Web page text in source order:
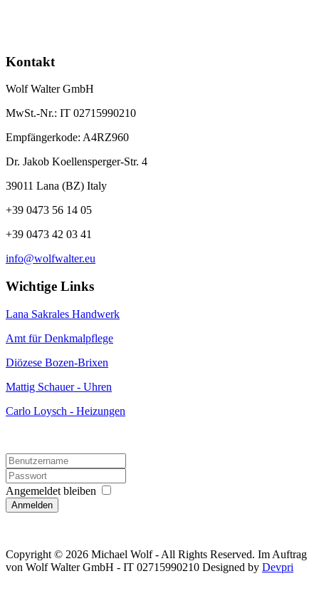
Kontakt
Wolf Walter GmbH
MwSt.-Nr.: IT 02715990210
Empfängerkode: A4RZ960
Dr. Jakob Koellensperger-Str. 4
39011 Lana (BZ) Italy
+39 0473 56 14 05
+39 0473 42 03 41
info@wolfwalter.eu
Wichtige Links
Lana Sakrales Handwerk
Amt für Denkmalpflege
Diözese Bozen-Brixen
Mattig Schauer - Uhren
Carlo Loysch - Heizungen
Angemeldet bleiben
Anmelden
Copyright © 2026 Michael Wolf - All Rights Reserved. Im Auftrag
von Wolf Walter GmbH - IT 02715990210 Designed by Devpri